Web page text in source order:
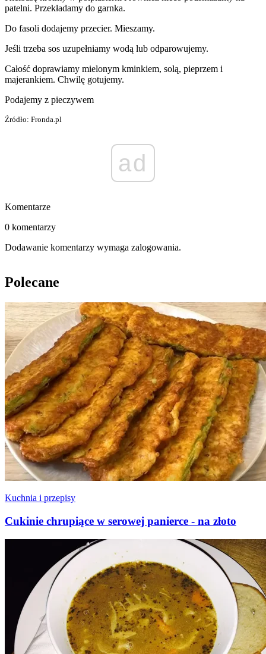
patelni. Przekładamy do garnka.
Do fasoli dodajemy przecier. Mieszamy.
Jeśli trzeba sos uzupełniamy wodą lub odparowujemy.
Całość doprawiamy mielonym kminkiem, solą, pieprzem i
majerankiem. Chwilę gotujemy.
Podajemy z pieczywem
Źródło: Fronda.pl
ad
Komentarze
0 komentarzy
Dodawanie komentarzy wymaga zalogowania.
Polecane
Kuchnia i przepisy
Cukinie chrupiące w serowej panierce - na złoto